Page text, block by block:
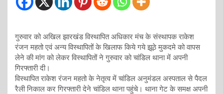
गुरुवार को अखिल झारखंड विस्थापित अधिकार मंच के संस्थापक राकेश
रंजन महतो एवं अन्य विस्थापितों के खिलाफ किये गये झूठे मुकदमे को वापस
लेने की मांग को लेकर विस्थापितों ने गुरुवार को चांडिल थाना में अपनी
गिरफ्तारी दी।
विस्थापित राकेश रंजन महतो के नेतृत्व में चांडिल अनुमंडल अस्पताल से पैदल
रैली निकाल कर गिरफ्तारी देने चांडिल थाना पहुंचे। थाना गेट के समक्ष अपनी